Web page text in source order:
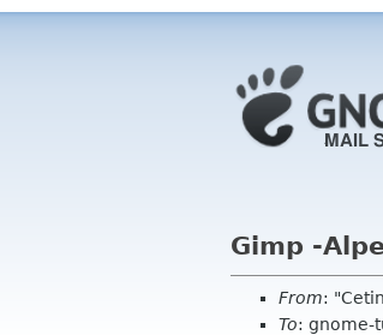
Gimp -
From:
To: gnome-